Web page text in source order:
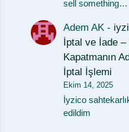
sell something…
Adem AK -
İptal ve İade –
Kapatmanın
İptal İşlemi
Ekim 14, 2025
İyzico
edildim